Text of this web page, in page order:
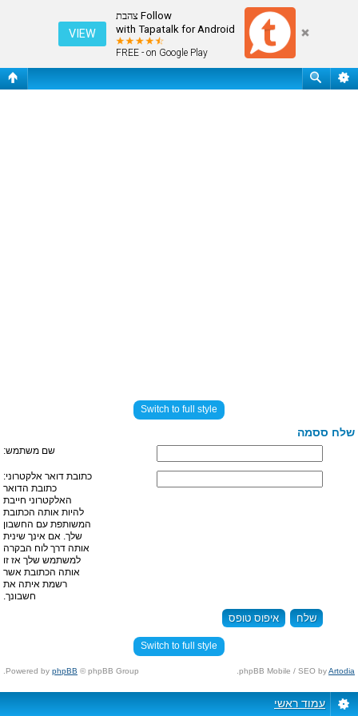
Follow צהבת
with Tapatalk for Android
FREE - on Google Play
VIEW
שלח ססמה
Switch to full style
שלח ססמה
שם משתמש:
כתובת דואר אלקטרוני:
כתובת הדואר
האלקטרוני חייבת
להיות אותה הכתובת
המשותפת עם החשבון
שלך. אם אינך שינית
אותה דרך לוח הבקרה
למשתמש שלך אז זו
אותה הכתובת אשר
רשמת איתה את
חשבונך.
Switch to full style
Powered by phpBB © phpBB Group. phpBB Mobile / SEO byArtodia
.
עמוד ראשי